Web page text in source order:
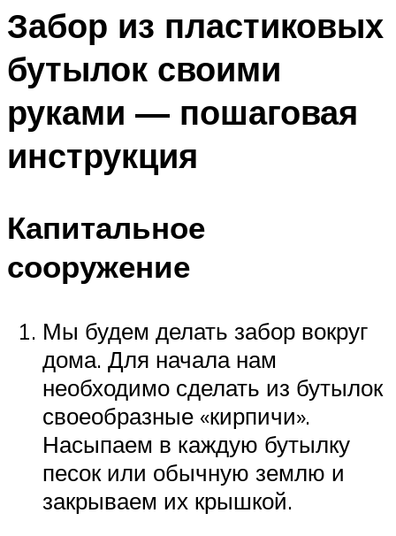
Забор из пластиковых
бутылок своими
руками — пошаговая
инструкция
Капитальное
сооружение
Мы будем делать забор вокруг
дома. Для начала нам
необходимо сделать из бутылок
своеобразные «кирпичи».
Насыпаем в каждую бутылку
песок или обычную землю и
закрываем их крышкой.